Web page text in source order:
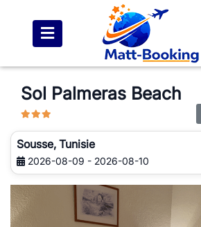
Sol Palmeras Beach
Sousse, Tunisie
2026-08-09 - 2026-08-10